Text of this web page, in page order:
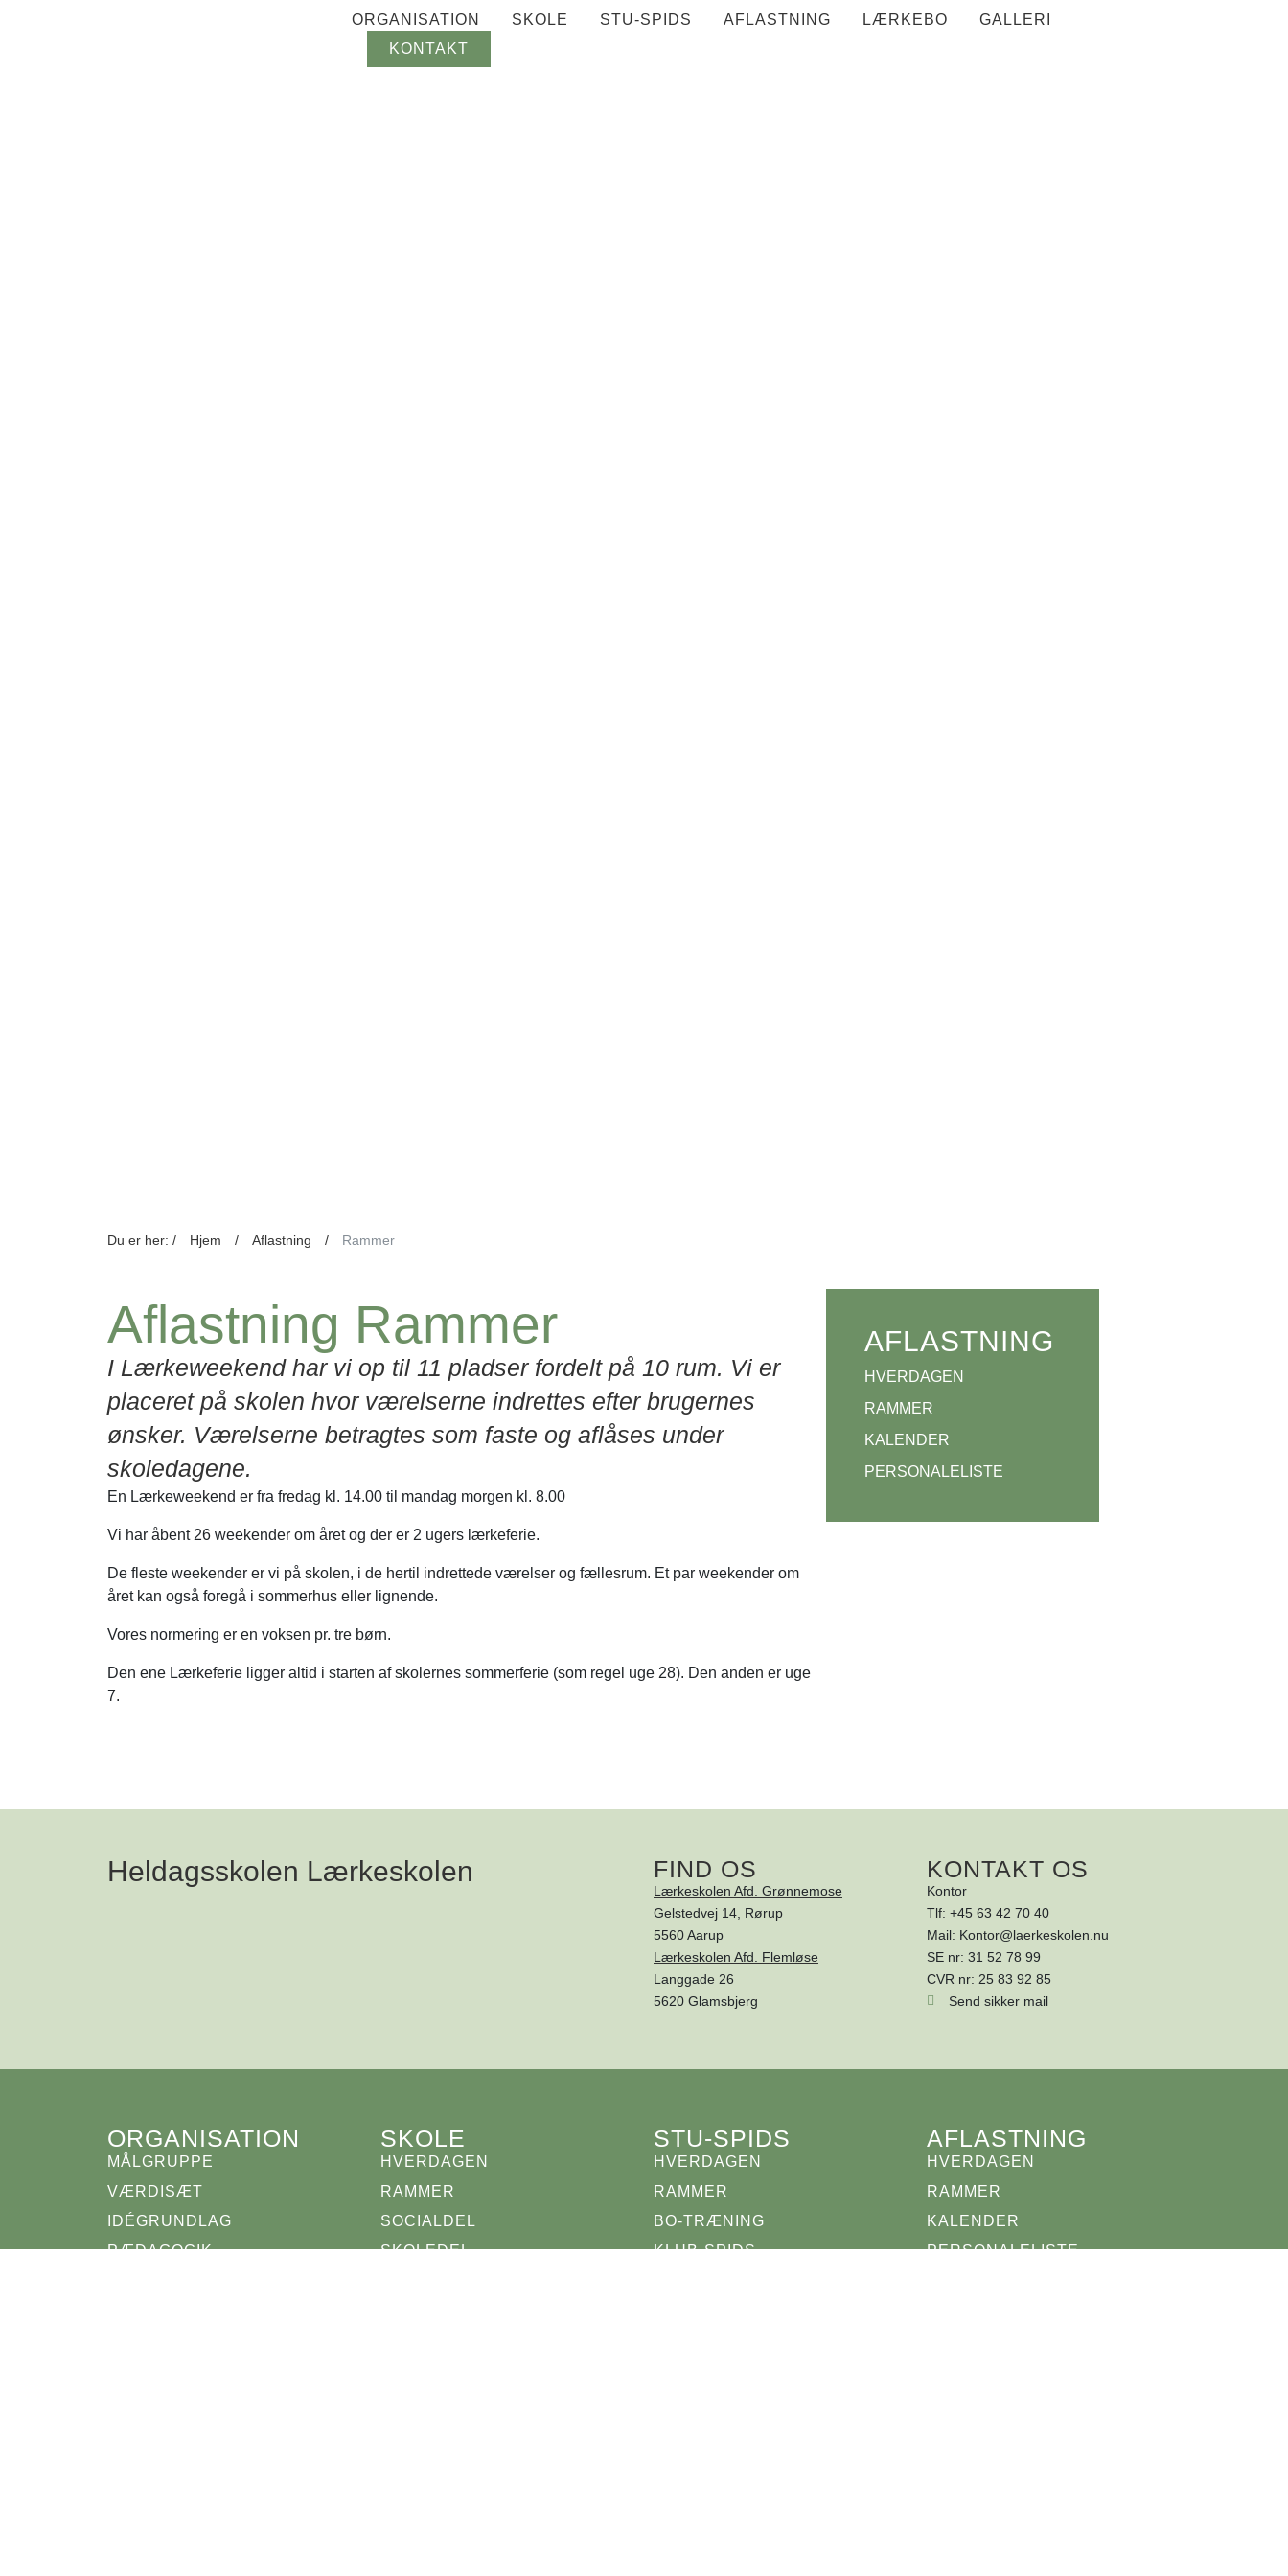
ORGANISATION SKOLE STU-SPIDS AFLASTNING LÆRKEBO
GALLERI
KONTAKT
Du er her: / Hjem / Aflastning / Rammer
Aflastning Rammer
I Lærkeweekend har vi op til 11 pladser fordelt på 10 rum. Vi er
placeret på skolen hvor værelserne indrettes efter brugernes
ønsker. Værelserne betragtes som faste og aflåses under
skoledagene.
En Lærkeweekend er fra fredag kl. 14.00 til mandag morgen kl. 8.00
Vi har åbent 26 weekender om året og der er 2 ugers lærkeferie.
De fleste weekender er vi på skolen, i de hertil indrettede værelser og fællesrum. Et par weekender om
året kan også foregå i sommerhus eller lignende.
Vores normering er en voksen pr. tre børn.
Den ene Lærkeferie ligger altid i starten af skolernes sommerferie (som regel uge 28). Den anden er uge
7.
AFLASTNING
HVERDAGEN
RAMMER
KALENDER
PERSONALELISTE
Heldagsskolen Lærkeskolen FIND OS
Lærkeskolen Afd. Grønnemose
Gelstedvej 14, Rørup
5560 Aarup
Lærkeskolen Afd. Flemløse
Langgade 26
5620 Glamsbjerg
KONTAKT OS
Kontor
Tlf: +45 63 42 70 40
Mail: Kontor@laerkeskolen.nu
SE nr: 31 52 78 99
CVR nr: 25 83 92 85
Send sikker mail
ORGANISATION
MÅLGRUPPE
VÆRDISÆT
IDÉGRUNDLAG
PÆDAGOGIK
SKOLE
HVERDAGEN
RAMMER
SOCIALDEL
SKOLEDEL
STU-SPIDS
HVERDAGEN
RAMMER
BO-TRÆNING
KLUB-SPIDS
AFLASTNING
HVERDAGEN
RAMMER
KALENDER
PERSONALELISTE